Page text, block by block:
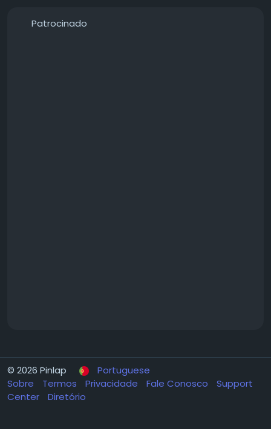
Patrocinado
© 2026 Pinlap
Portuguese
Sobre
Termos Privacidade Fale Conosco
Support
Center
Diretório